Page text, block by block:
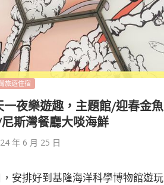
旅遊住宿
夜樂遊趣，主題館/迎春金魚
斯灣餐廳大啖海鮮
年 6 月 25 日
安排好到基隆海洋科學博物館遊玩